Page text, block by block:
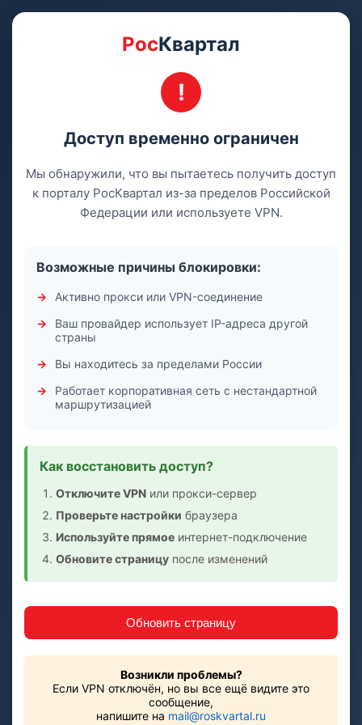
РосКвартал
Доступ временно ограничен
Мы обнаружили, что вы пытаетесь получить доступ
к порталу РосКвартал из-за пределов Российской
Федерации или используете VPN.
Возможные причины блокировки:
Активно прокси или VPN-соединение
Ваш провайдер использует IP-адреса другой
страны
Вы находитесь за пределами России
Работает корпоративная сеть с нестандартной
маршрутизацией
Как восстановить доступ?
Отключите VPN или прокси-сервер
Проверьте настройки браузера
Используйте прямое интернет-подключение
Обновите страницу после изменений
Обновить страницу
Возникли проблемы?
Если VPN отключён, но вы все ещё видите это
сообщение,
напишите на mail@roskvartal.ru